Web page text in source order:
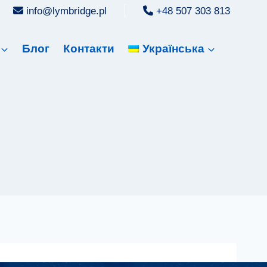
info@lymbridge.pl +48 507 303 813
Блог Контакти Українська